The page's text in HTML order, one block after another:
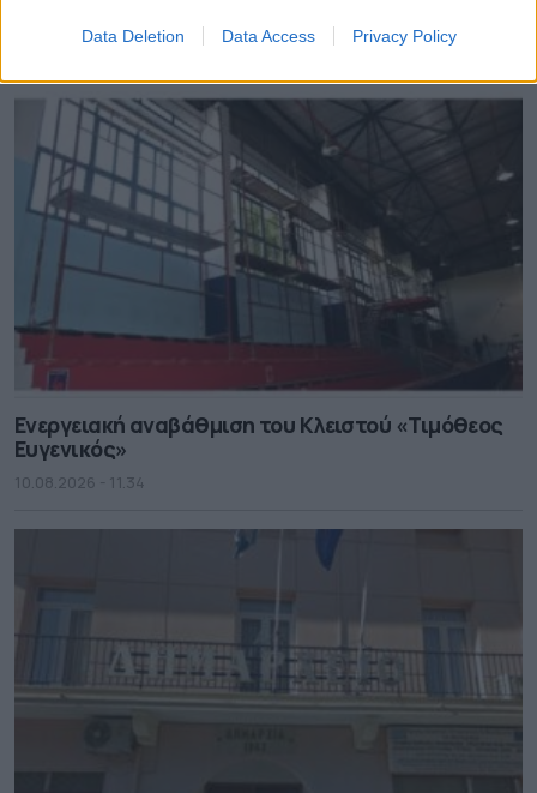
Data Deletion Data Access Privacy Policy
ΔΗΜΟΙ
Ενεργειακή αναβάθμιση του Κλειστού «Τιμόθεος
Ευγενικός»
10.08.2026 - 11.34